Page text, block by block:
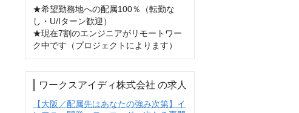
★希望勤務地への配属100％（転勤な
し・U/Iターン歓迎）
★現在7割のエンジニアがリモートワー
ク中です（プロジェクトによります）
ワークスアイディ株式会社 の求人
【大阪／配属先はあなたの強み次第】イ